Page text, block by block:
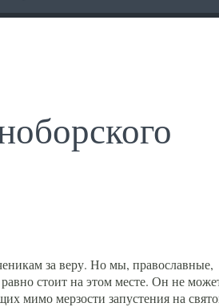
за веру. Но мы, православные,
стоит на этом месте. Он не
мимо мерзости запустения на